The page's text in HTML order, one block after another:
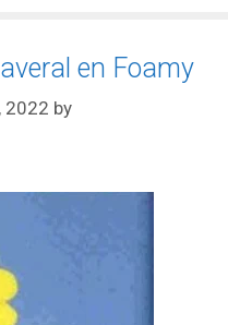
en Foamy
2022 by